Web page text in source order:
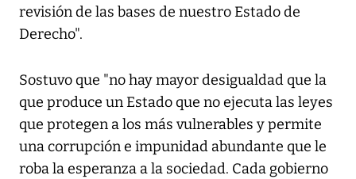
revisión de las bases de nuestro Estado de
Derecho".
Sostuvo que "no hay mayor desigualdad que la
que produce un Estado que no ejecuta las leyes
que protegen a los más vulnerables y permite
una corrupción e impunidad abundante que le
roba la esperanza a la sociedad. Cada gobierno